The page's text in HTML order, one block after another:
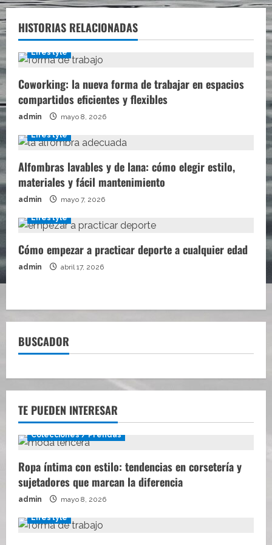
HISTORIAS RELACIONADAS
Lifestyle
Coworking: la nueva forma de trabajar en espacios
compartidos eficientes y flexibles
admin mayo 8, 2026
Lifestyle
Alfombras lavables y de lana: cómo elegir estilo,
materiales y fácil mantenimiento
admin mayo 7, 2026
Lifestyle
Cómo empezar a practicar deporte a cualquier edad
admin abril 17, 2026
BUSCADOR
TE PUEDEN INTERESAR
Colecciones / Prendas
Ropa íntima con estilo: tendencias en corsetería y
sujetadores que marcan la diferencia
admin mayo 8, 2026
Lifestyle